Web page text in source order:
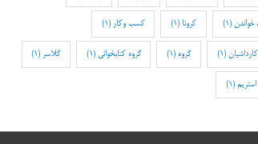
خواندن (1) کرونا (1) کسب وکار (1)
(1) گروه (1) گروه کتابخوانی (1) گلاسر (1)
(1)